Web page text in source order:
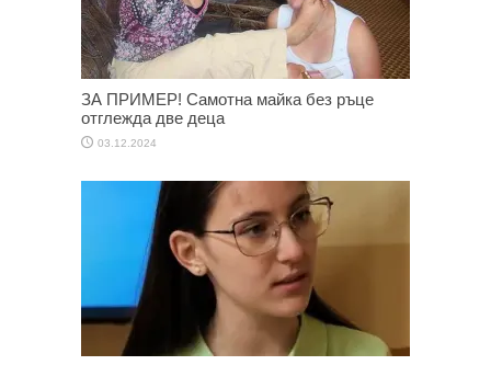
ЗА ПРИМЕР! Самотна майка без ръце
отглежда две деца
03.12.2024